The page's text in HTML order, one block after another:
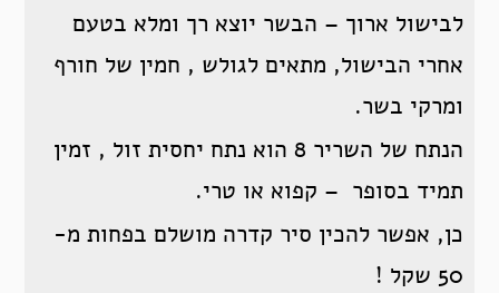
לבישול ארוך – הבשר יוצא רך ומלא בטעם
אחרי הבישול, מתאים לגולש , חמין של חורף
ומרקי בשר.
הנתח של השריר 8 הוא נתח יחסית זול , זמין
תמיד בסופר – קפוא או טרי.
כן, אפשר להכין סיר קדרה מושלם בפחות מ-
50 שקל !